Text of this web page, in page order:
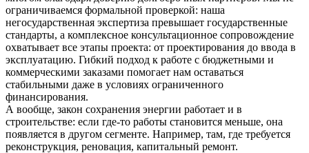
ограничиваемся формальной проверкой: наша
негосударственная экспертиза превышает государственные
стандарты, а комплексное консультационное сопровождение
охватывает все этапы проекта: от проектирования до ввода в
эксплуатацию. Гибкий подход к работе с бюджетными и
коммерческими заказами помогает нам оставаться
стабильными даже в условиях ограниченного
финансирования.
А вообще, закон сохранения энергии работает и в
строительстве: если где-то работы становится меньше, она
появляется в другом сегменте. Например, там, где требуется
реконструкция, реновация, капитальный ремонт.